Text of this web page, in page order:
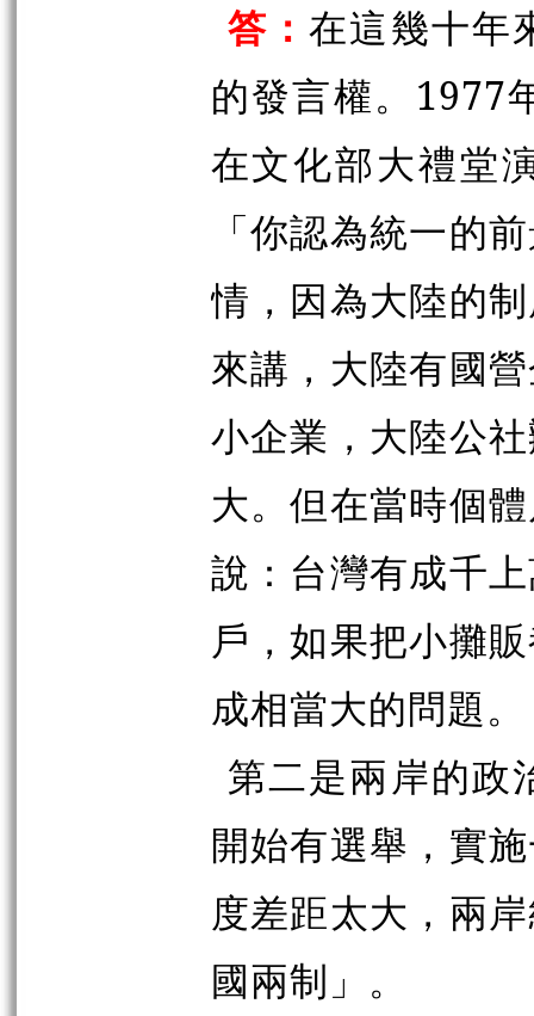
答：在這幾十年
的發言權。1977
在文化部大禮堂
「你認為統一的
情，因為大陸的
來講，大陸有國
小企業，大陸公
大。但在當時個
說：台灣有成千
戶，如果把小攤
成相當大的問題。
第二是兩岸的政
開始有選舉，實
度差距太大，兩
國兩制」。